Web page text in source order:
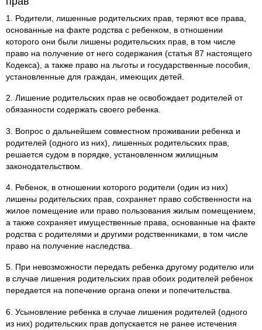
1. Родители, лишенные родительских прав, теряют все права,
основанные на факте родства с ребенком, в отношении
которого они были лишены родительских прав, в том числе
право на получение от него содержания (статья 87 настоящего
Кодекса), а также право на льготы и государственные пособия,
установленные для граждан, имеющих детей.
2. Лишение родительских прав не освобождает родителей от
обязанности содержать своего ребенка.
3. Вопрос о дальнейшем совместном проживании ребенка и
родителей (одного из них), лишенных родительских прав,
решается судом в порядке, установленном жилищным
законодательством.
4. Ребенок, в отношении которого родители (один из них)
лишены родительских прав, сохраняет право собственности на
жилое помещение или право пользования жилым помещением,
а также сохраняет имущественные права, основанные на факте
родства с родителями и другими родственниками, в том числе
право на получение наследства.
5. При невозможности передать ребенка другому родителю или
в случае лишения родительских прав обоих родителей ребенок
передается на попечение органа опеки и попечительства.
6. Усыновление ребенка в случае лишения родителей (одного
из них) родительских прав допускается не ранее истечения